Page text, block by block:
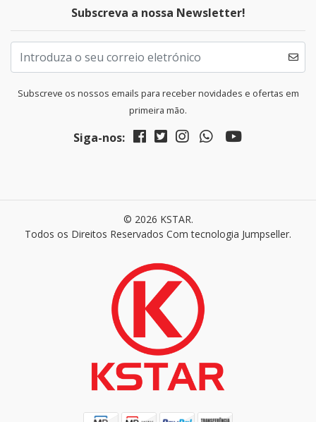
Subscreva a nossa Newsletter!
Subscreve os nossos emails para receber novidades e ofertas em
primeira mão.
Siga-nos:
© 2026 KSTAR.
Todos os Direitos Reservados Com tecnologia Jumpseller.